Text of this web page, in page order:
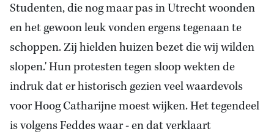
Studenten, die nog maar pas in Utrecht woonden
en het gewoon leuk vonden ergens tegenaan te
schoppen. Zij hielden huizen bezet die wij wilden
slopen.' Hun protesten tegen sloop wekten de
indruk dat er historisch gezien veel waardevols
voor Hoog Catharijne moest wijken. Het tegendeel
is volgens Feddes waar - en dat verklaart